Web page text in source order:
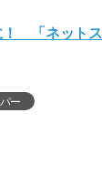
！ 「ネット
ー